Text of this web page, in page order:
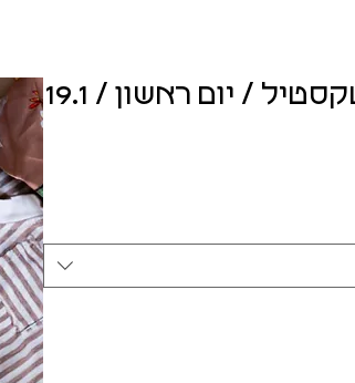
סדנת מחדוש טקסטיל / יום ראשון / 19.1